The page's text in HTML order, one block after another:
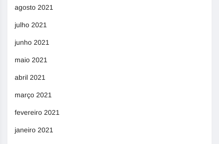
agosto 2021
julho 2021
junho 2021
maio 2021
abril 2021
março 2021
fevereiro 2021
janeiro 2021